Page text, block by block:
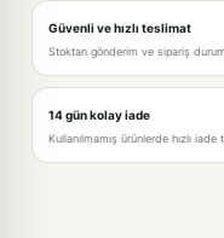
Güvenli ve hızlı teslimat
Stoktan gönderim ve sipariş
14 gün kolay iade
Kullanılmamış ürünlerde hızlı